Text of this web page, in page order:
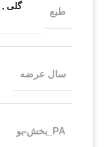
طبع
گلی ,
سال عرضه
PA_بخش-بو